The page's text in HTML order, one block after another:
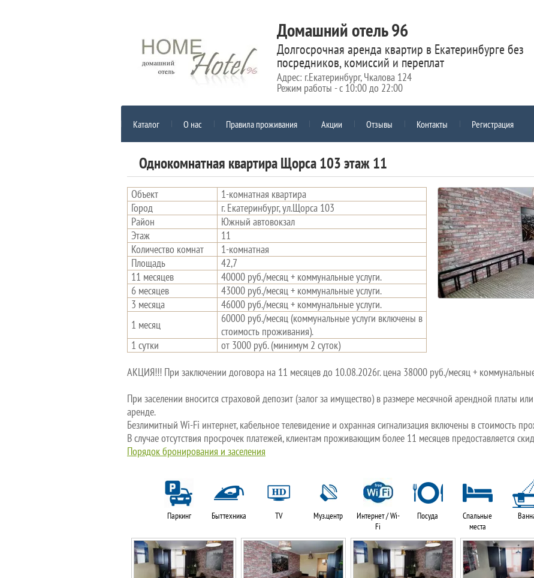
Домашний отель 96
Долгосрочная аренда квартир в Екатеринбурге без
посредников, комиссий и переплат
Адрес: г.Екатеринбург, Чкалова 124
Режим работы - с 10:00 до 22:00
Каталог О нас Правила проживания Акции Отзывы Контакты Регистрация
Однокомнатная квартира Щорса 103 этаж 11
Объект
1-комнатная квартира
Город
г. Екатеринбург, ул.Щорса 103
Район
Южный автовокзал
Этаж
11
Количество комнат
1-комнатная
Площадь
42,7
11 месяцев
40000 руб./месяц + коммунальные услуги.
6 месяцев
43000 руб./месяц + коммунальные услуги.
3 месяца
46000 руб./месяц + коммунальные услуги.
1 месяц
60000 руб./месяц (коммунальные услуги включены в
стоимость проживания).
1 сутки
от 3000 руб. (минимум 2 суток)
АКЦИЯ!!! При заключении договора на 11 месяцев до 10.08.2026г. цена 38000 руб./месяц +
При заселении вносится страховой депозит (залог за имущество) в размере месячной арендной платы
аренде.
Безлимитный Wi-Fi интернет, кабельное телевидение и охранная сигнализация включены в стоимость
В случае отсутствия просрочек платежей, клиентам проживающим более 11 месяцев предоставляется
Порядок бронирования и заселения
Паркинг Быттехника TV Муз.центр
Интернет / Wi-
Fi
Посуда
Спальные
места